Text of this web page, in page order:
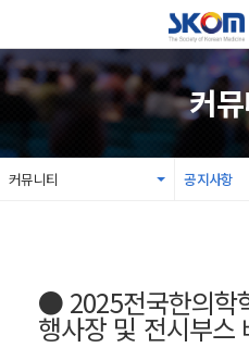
커
커뮤니티 공지사항
● 2025전국한의학
행사장 및 전시부스